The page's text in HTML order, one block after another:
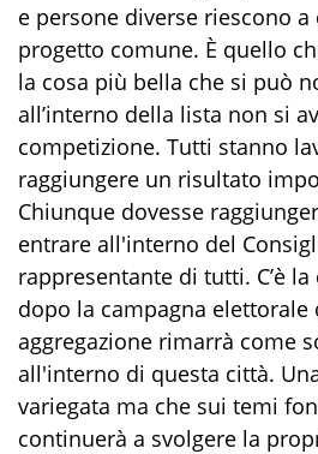
e persone diverse riescono
progetto comune. È quello
la cosa più bella che si può
all’interno della lista non si
competizione. Tutti stanno
raggiungere un risultato
Chiunque dovesse
entrare all'interno del
rappresentante di tutti. C’è
dopo la campagna elettorale
aggregazione rimarrà come
all'interno di questa città.
variegata ma che sui temi
continuerà a svolgere la